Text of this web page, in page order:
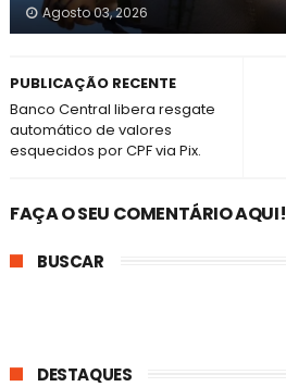
Agosto 03, 2026
PUBLICAÇÃO RECENTE
Banco Central libera resgate
automático de valores
esquecidos por CPF via Pix.
FAÇA O SEU COMENTÁRIO AQUI!
BUSCAR
DESTAQUES